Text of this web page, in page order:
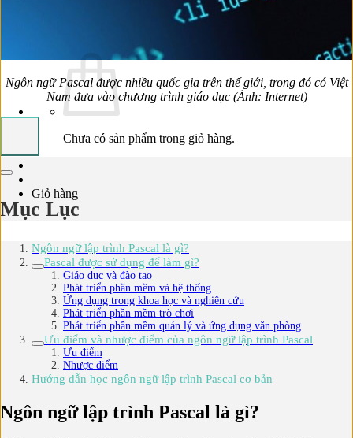
Chưa có sản phẩm trong giỏ hàng.
Giỏ hàng
Ngôn ngữ Pascal được nhiều quốc gia trên thế giới, trong đó có Việt
Nam đưa vào chương trình giáo dục (Ảnh: Internet)
Mục Lục
Ngôn ngữ lập trình Pascal là gì?
Pascal được sử dụng để làm gì?
Giáo dục và đào tạo
Phát triển phần mềm và hệ thống
Ứng dụng trong khoa học và nghiên cứu
Phát triển phần mềm trò chơi
Phát triển phần mềm quản lý và ứng dụng văn phòng
Ưu điểm và nhược điểm của ngôn ngữ lập trình Pascal
Ưu điểm
Nhược điểm
Hướng dẫn học ngôn ngữ lập trình Pascal cơ bản
Ngôn ngữ lập trình Pascal là gì?